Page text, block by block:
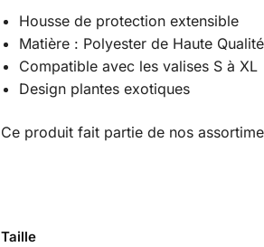
Housse de protection extensible
Matière : Polyester de Haute Qualité
Compatible avec les valises S à XL
Design plantes exotiques
Ce produit fait partie de nos
Taille